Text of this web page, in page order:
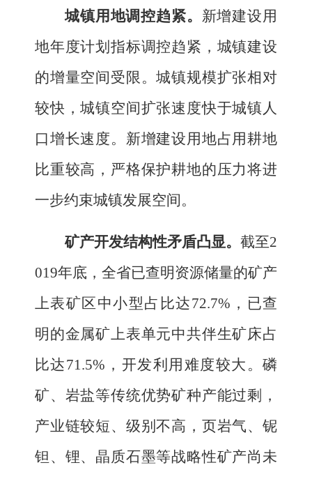
城镇用地调控趋紧。 新增建设用
地年度计划指标调控趋紧， 城镇建设
的增量空间受限。城镇规模扩张相对
较快，城镇空间扩张速度快于城镇人
口增长速度。 新增建设用地占用耕地
比重较高， 严格保护耕地的压力将进
一步约束城镇发展空间。
矿产开发结构性矛盾凸显。 截至2
019年底，全省已查明资源储量的矿产
上表矿区中小型占比达72.7% ，已查
明的金属矿上表单元中共伴生矿床占
比达71.5% ，开发利用难度较大。磷
矿、岩盐等传统优势矿种产能过剩，
产业链较短、级别不高，页岩气、铌
钽、锂、晶质石墨等战略性矿产尚未